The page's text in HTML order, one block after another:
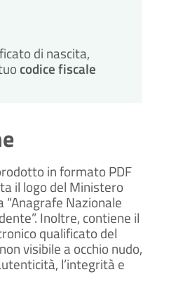
di nascita,
codice fiscale
in formato PDF
il logo del Ministero
“Anagrafe Nazionale
Inoltre, contiene il
qualificato del
visibile a occhio nudo,
l’integrità e